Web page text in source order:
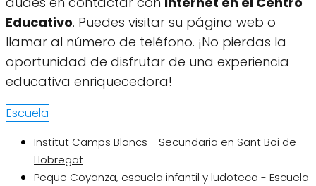
Educativo. Puedes visitar su página web o
llamar al número de teléfono. ¡No pierdas la
oportunidad de disfrutar de una experiencia
educativa enriquecedora!
Escuela
Institut Camps Blancs - Secundaria en Sant Boi de
Llobregat
Peque Coyanza, escuela infantil y ludoteca - Escuela